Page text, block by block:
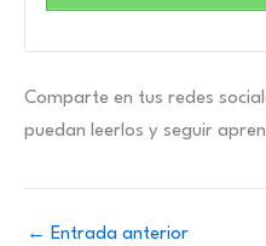
Comparte en tus redes
puedan leerlos y seguir
← Entrada anterior